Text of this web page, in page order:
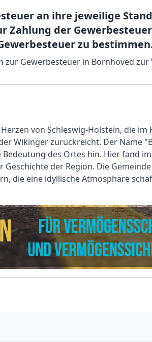
an ihre jeweilige
Zahlung der
zu
Gewerbesteuer in Bornhöved zur
von Schleswig-Holstein, die im
Wikinger zurückreicht. Der Name
des Ortes hin. Hier fand im
der Region. Die
die eine idyllische Atmosphäre